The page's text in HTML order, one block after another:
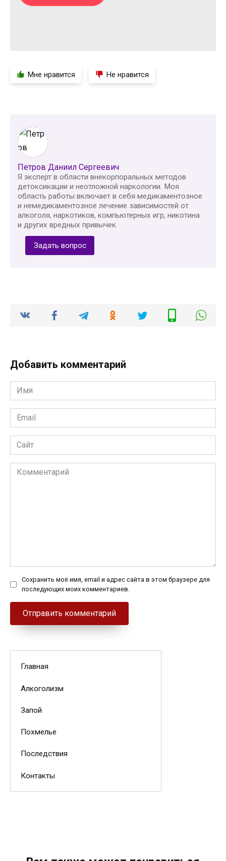
Мне нравится Не нравится
Петров Даниил Сергеевич
Я эксперт в области внекорпоральных методов
детоксикации и неотложной наркологии. Моя
область работы включает в себя медикаментозное
и немедикаментозное лечение зависимостей от
алкоголя, наркотиков, компьютерных игр, никотина
и других вредных привычек.
Задать вопрос
Добавить комментарий
Имя
*
Email
*
Сайт
Комментарий
Сохранить моё имя, email и адрес сайта в этом браузере для
последующих моих комментариев.
Главная
Алкоголизм
Запой
Похмелье
Последствия
Контакты